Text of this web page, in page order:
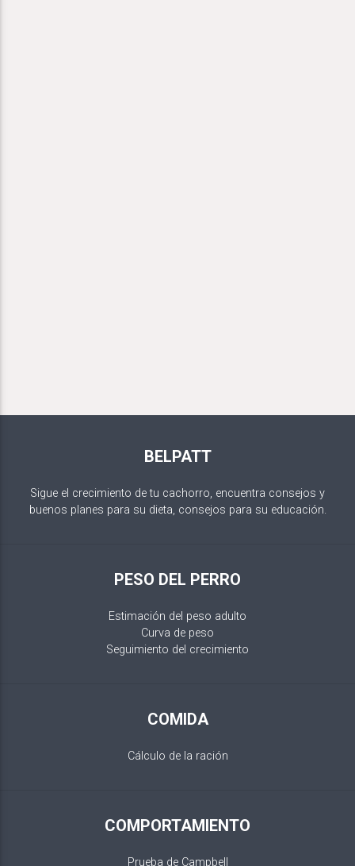
BELPATT
Sigue el crecimiento de tu cachorro, encuentra consejos y
buenos planes para su dieta, consejos para su educación.
PESO DEL PERRO
Estimación del peso adulto
Curva de peso
Seguimiento del crecimiento
COMIDA
Cálculo de la ración
COMPORTAMIENTO
Prueba de Campbell